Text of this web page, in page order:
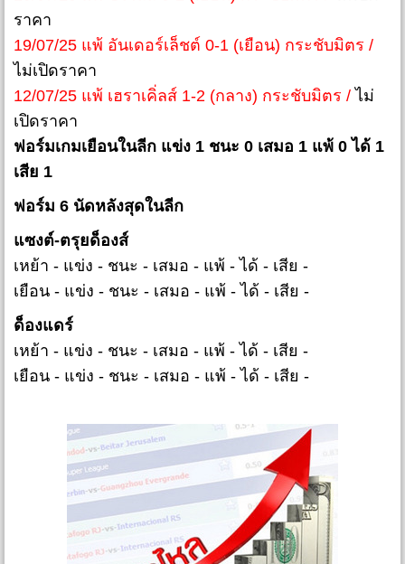
ราคา
19/07/25 แพ้ อันเดอร์เล็ชต์ 0-1 (เยือน) กระชับมิตร /
ไม่เปิดราคา
12/07/25 แพ้ เฮราเคิ่ลส์ 1-2 (กลาง) กระชับมิตร / ไม่
เปิดราคา
ฟอร์มเกมเยือนในลีก แข่ง 1 ชนะ 0 เสมอ 1 แพ้ 0 ได้ 1
เสีย 1
ฟอร์ม 6 นัดหลังสุดในลีก
แซงต์-ตรุยด็องส์
เหย้า - แข่ง - ชนะ - เสมอ - แพ้ - ได้ - เสีย -
เยือน - แข่ง - ชนะ - เสมอ - แพ้ - ได้ - เสีย -
ด็องแดร์
เหย้า - แข่ง - ชนะ - เสมอ - แพ้ - ได้ - เสีย -
เยือน - แข่ง - ชนะ - เสมอ - แพ้ - ได้ - เสีย -